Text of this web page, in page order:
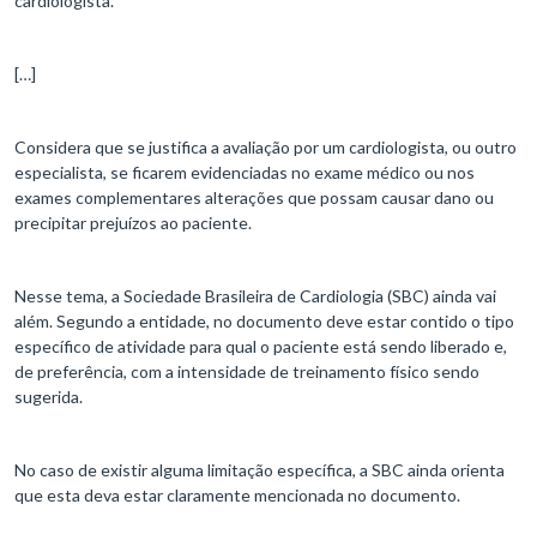
[…]
Considera que se justifica a avaliação por um cardiologista, ou outro
especialista, se ficarem evidenciadas no exame médico ou nos
exames complementares alterações que possam causar dano ou
precipitar prejuízos ao paciente.
Nesse tema, a Sociedade Brasileira de Cardiologia (SBC) ainda vai
além. Segundo a entidade, no documento deve estar contido o tipo
específico de atividade para qual o paciente está sendo liberado e,
de preferência, com a intensidade de treinamento físico sendo
sugerida.
No caso de existir alguma limitação específica, a SBC ainda orienta
que esta deva estar claramente mencionada no documento.